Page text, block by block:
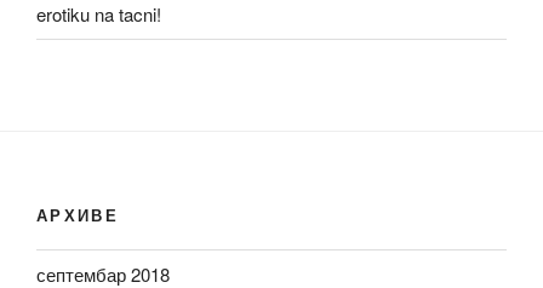
erotiku na tacni!
АРХИВЕ
септембар 2018